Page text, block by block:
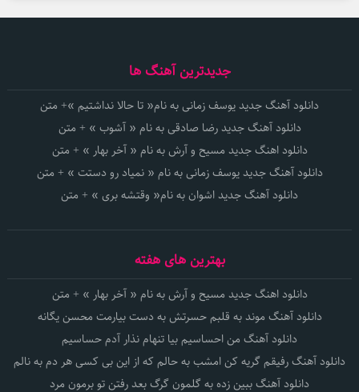
جدیدترین آهنگ ها
دانلود آهنگ جدید یوسف زمانی به نام« تا حالا نداشتیم »+ متن
دانلود آهنگ جدید رضا صادقی به نام « آشوب » + متن
دانلود اهنگ جدید مسیح و آرش به نام « آخر بهار » + متن
دانلود آهنگ جدید یوسف زمانی به نام « نمیاد رو دستت » + متن
دانلود آهنگ جدید اشوان به نام« وقتشه بری » + متن
بهترین های هفته
دانلود اهنگ جدید مسیح و آرش به نام « آخر بهار » + متن
دانلود آهنگ موند به قلبم حسرتش به دست بیارمت محسن یگانه
دانلود آهنگ من احساسیم بیا تنهام نذار آدم حساسیم
دانلود آهنگ رفیقم گریه کن امشب به حالم که از این بی کسی هر دم به نالم
دانلود آهنگ ببین زده به گلمون گرگ بعد رفتن تو برمون مرد